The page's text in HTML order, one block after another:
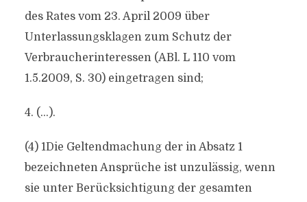
des Rates vom 23. April 2009 über
Unterlassungsklagen zum Schutz der
Verbraucherinteressen (ABl. L 110 vom
1.5.2009, S. 30) eingetragen sind;
4. (…).
(4) 1Die Geltendmachung der in Absatz 1
bezeichneten Ansprüche ist unzulässig, wenn
sie unter Berücksichtigung der gesamten